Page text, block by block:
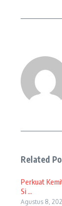
Related
Perkuat
Si ...
Agustus 8,